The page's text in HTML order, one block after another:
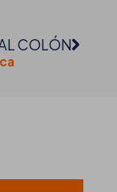
COLÓN
come nuovo